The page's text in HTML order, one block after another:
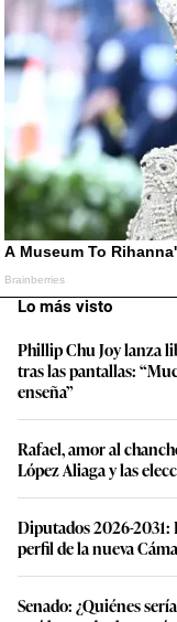
Lo más visto
Phillip Chu Joy lanza
tras las pantallas:
enseña”
Rafael, amor al
López Aliaga y las
Diputados 2026-2031:
perfil de la nueva
Senado: ¿Quiénes